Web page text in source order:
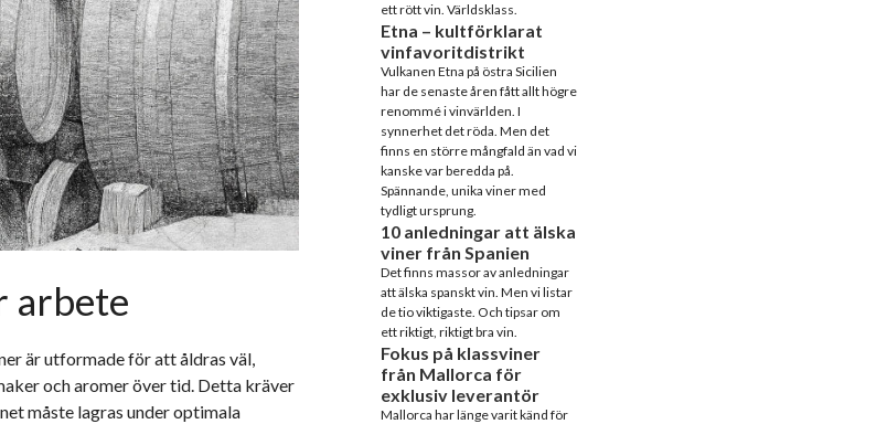
arbete
är utformade för att åldras väl,
och aromer över tid. Detta kräver
måste lagras under optimala
ett rött vin. Världsklass.
Etna – kultförklarat
vinfavoritdistrikt
Vulkanen Etna på östra Sicilien
har de senaste åren fått allt högre
renommé i vinvärlden. I
synnerhet det röda. Men det
finns en större mångfald än vad vi
kanske var beredda på.
Spännande, unika viner med
tydligt ursprung.
10 anledningar att älska
viner från Spanien
Det finns massor av anledningar
att älska spanskt vin. Men vi listar
de tio viktigaste. Och tipsar om
ett riktigt, riktigt bra vin.
Fokus på klassviner
från Mallorca för
exklusiv leverantör
Mallorca har länge varit känd för